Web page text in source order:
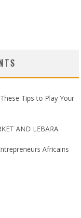
Tips to Play Your
AND LEBARA
Africains